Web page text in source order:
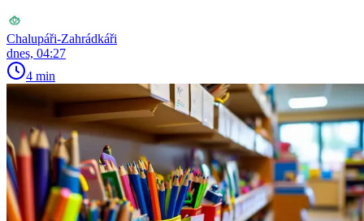
Chalupáři-Zahrádkáři
dnes, 04:27
4 min